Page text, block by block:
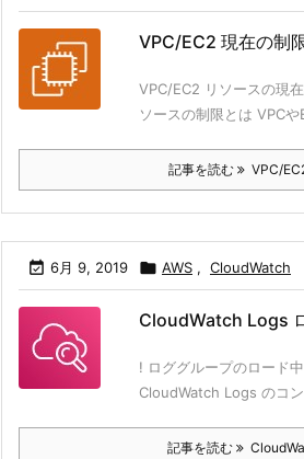
VPC/EC2 現在の制
VPC/EC2 リソースの現
ソースの制限とは VPCや
記事を読む VPC/
 6月 9, 2019  AWS , CloudWatch
CloudWatch Logs
! ロググループのロード
CloudWatch Logs のコ
記事を読む